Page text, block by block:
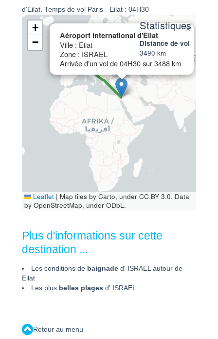
d'Eilat. Temps de vol Paris - Eilat : 04H30
Aéroport international d'Eilat
Ville : Eilat
Zone : ISRAEL
Arrivée d'un vol de 04H30 sur 3488 km
×
+
−
Statistiques
Distance de vol
3490 km
Leaflet | Map tiles by Carto, under CC BY 3.0. Data
by OpenStreetMap, under ODbL.
Plus d'informations sur cette
destination ...
Les conditions de baignaded' ISRAEL autour de
Eilat
Les plus belles plages d' ISRAEL
Retour au menu